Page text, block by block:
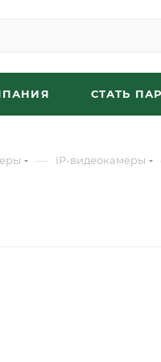
СТАТЬ
— IP-видеокамеры